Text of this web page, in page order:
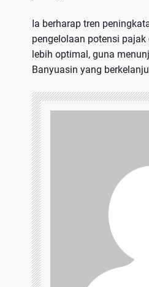
Ia berharap tren
pengelolaan potensi
lebih optimal, guna
Banyuasin yang